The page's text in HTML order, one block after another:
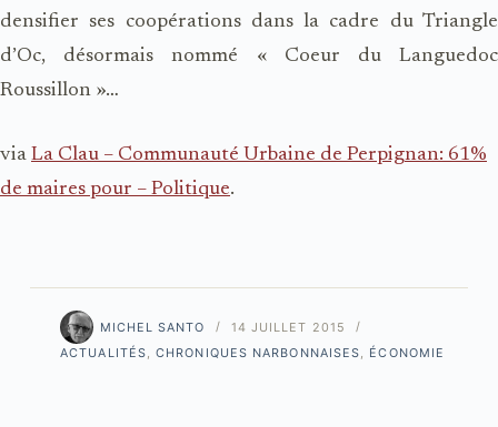
densifier ses coopérations dans la cadre du Triangle
d’Oc, désormais nommé « Coeur du Languedoc
Roussillon »…
via La Clau – Communauté Urbaine de Perpignan: 61%
de maires pour – Politique.
MICHEL SANTO
14 JUILLET 2015
ACTUALITÉS,CHRONIQUES NARBONNAISES, ÉCONOMIE